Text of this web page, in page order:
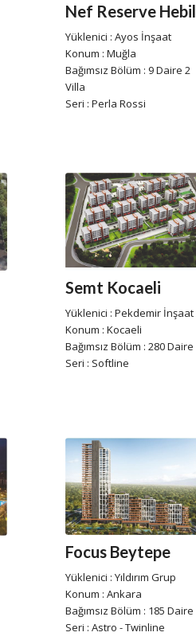
Nef Reserve Hebil
Yüklenici : Ayos İnşaat
Konum : Muğla
Bağımsız Bölüm : 9 Daire 2
Villa
Seri : Perla Rossi
Semt Kocaeli
Yüklenici : Pekdemir İnşaat
Konum : Kocaeli
Bağımsız Bölüm : 280 Daire
Seri : Softline
Focus Beytepe
Yüklenici : Yıldırım Grup
Konum : Ankara
Bağımsız Bölüm : 185 Daire
Seri : Astro - Twinline